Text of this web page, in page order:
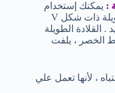
يمكنك إستخدام
القلادة ذات الألوان الزاهية أو القلادة الطويلة ذات شكل V
القلادة الطويلة
الخصر ، يلفت
، لأنها تعمل علي